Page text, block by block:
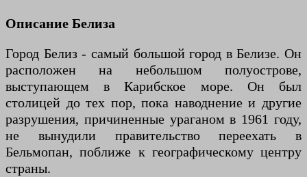
Описание Белиза
Город Белиз - самый большой город в Белизе. Он
расположен на небольшом полуострове,
выступающем в Карибское море. Он был
столицей до тех пор, пока наводнение и другие
разрушения, причиненные ураганом в 1961 году,
не вынудили правительство переехать в
Бельмопан, поближе к географическому центру
страны.